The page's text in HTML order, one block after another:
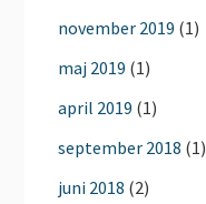
november 2019 (1)
maj 2019 (1)
april 2019 (1)
september 2018 (1)
juni 2018 (2)